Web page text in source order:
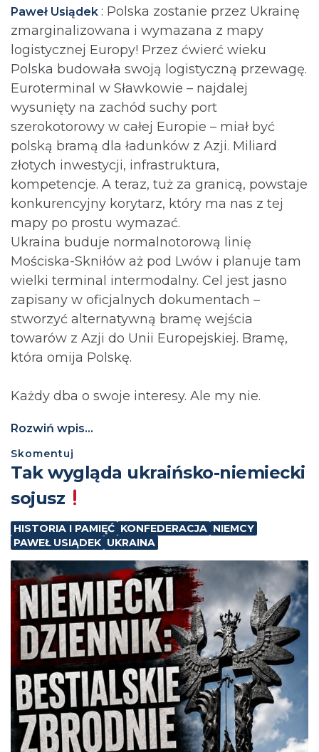
Paweł Usiądek : Polska zostanie przez Ukrainę
zmarginalizowana i wymazana z mapy
logistycznej Europy! Przez ćwierć wieku
Polska budowała swoją logistyczną przewagę.
Euroterminal w Sławkowie – najdalej
wysunięty na zachód suchy port
szerokotorowy w całej Europie – miał być
polską bramą dla ładunków z Azji. Miliard
złotych inwestycji, infrastruktura,
kompetencje. A teraz, tuż za granicą, powstaje
konkurencyjny korytarz, który ma nas z tej
mapy po prostu wymazać.
Ukraina buduje normalnotorową linię
Mościska-Skniłów aż pod Lwów i planuje tam
wielki terminal intermodalny. Cel jest jasno
zapisany w oficjalnych dokumentach –
stworzyć alternatywną bramę wejścia
towarów z Azji do Unii Europejskiej. Bramę,
która omija Polskę.
Każdy dba o swoje interesy. Ale my nie.
Rozwiń wpis...
Skomentuj
Tak wygląda ukraińsko-niemiecki
sojusz
HISTORIA I PAMIĘĆ KONFEDERACJA NIEMCY
PAWEŁ USIĄDEK UKRAINA